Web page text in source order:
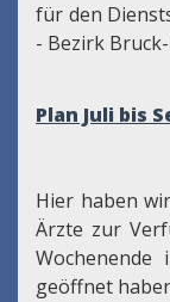
für den
- Bezirk
Plan Juli bis
Hier haben
Ärzte zur
geöffnet